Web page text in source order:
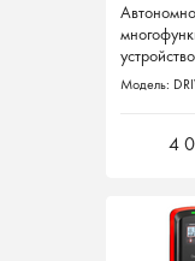
Модель:
4
Модель:
4